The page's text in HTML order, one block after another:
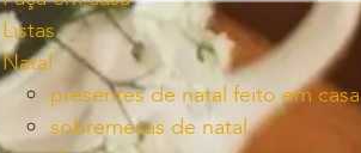
Listas
Natal
presentes de natal feito em casa
sobremesas de natal